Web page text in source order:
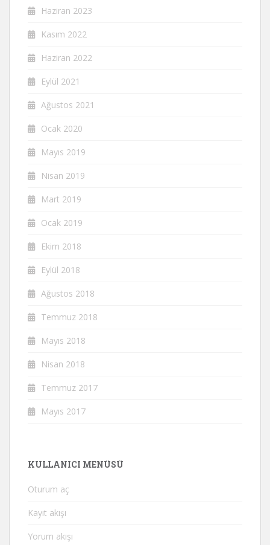
Haziran 2023
Kasım 2022
Haziran 2022
Eylül 2021
Ağustos 2021
Ocak 2020
Mayıs 2019
Nisan 2019
Mart 2019
Ocak 2019
Ekim 2018
Eylül 2018
Ağustos 2018
Temmuz 2018
Mayıs 2018
Nisan 2018
Temmuz 2017
Mayıs 2017
KULLANICI MENÜSÜ
Oturum aç
Kayıt akışı
Yorum akışı